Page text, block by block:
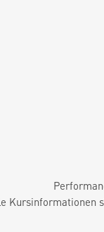
Kursinformationen